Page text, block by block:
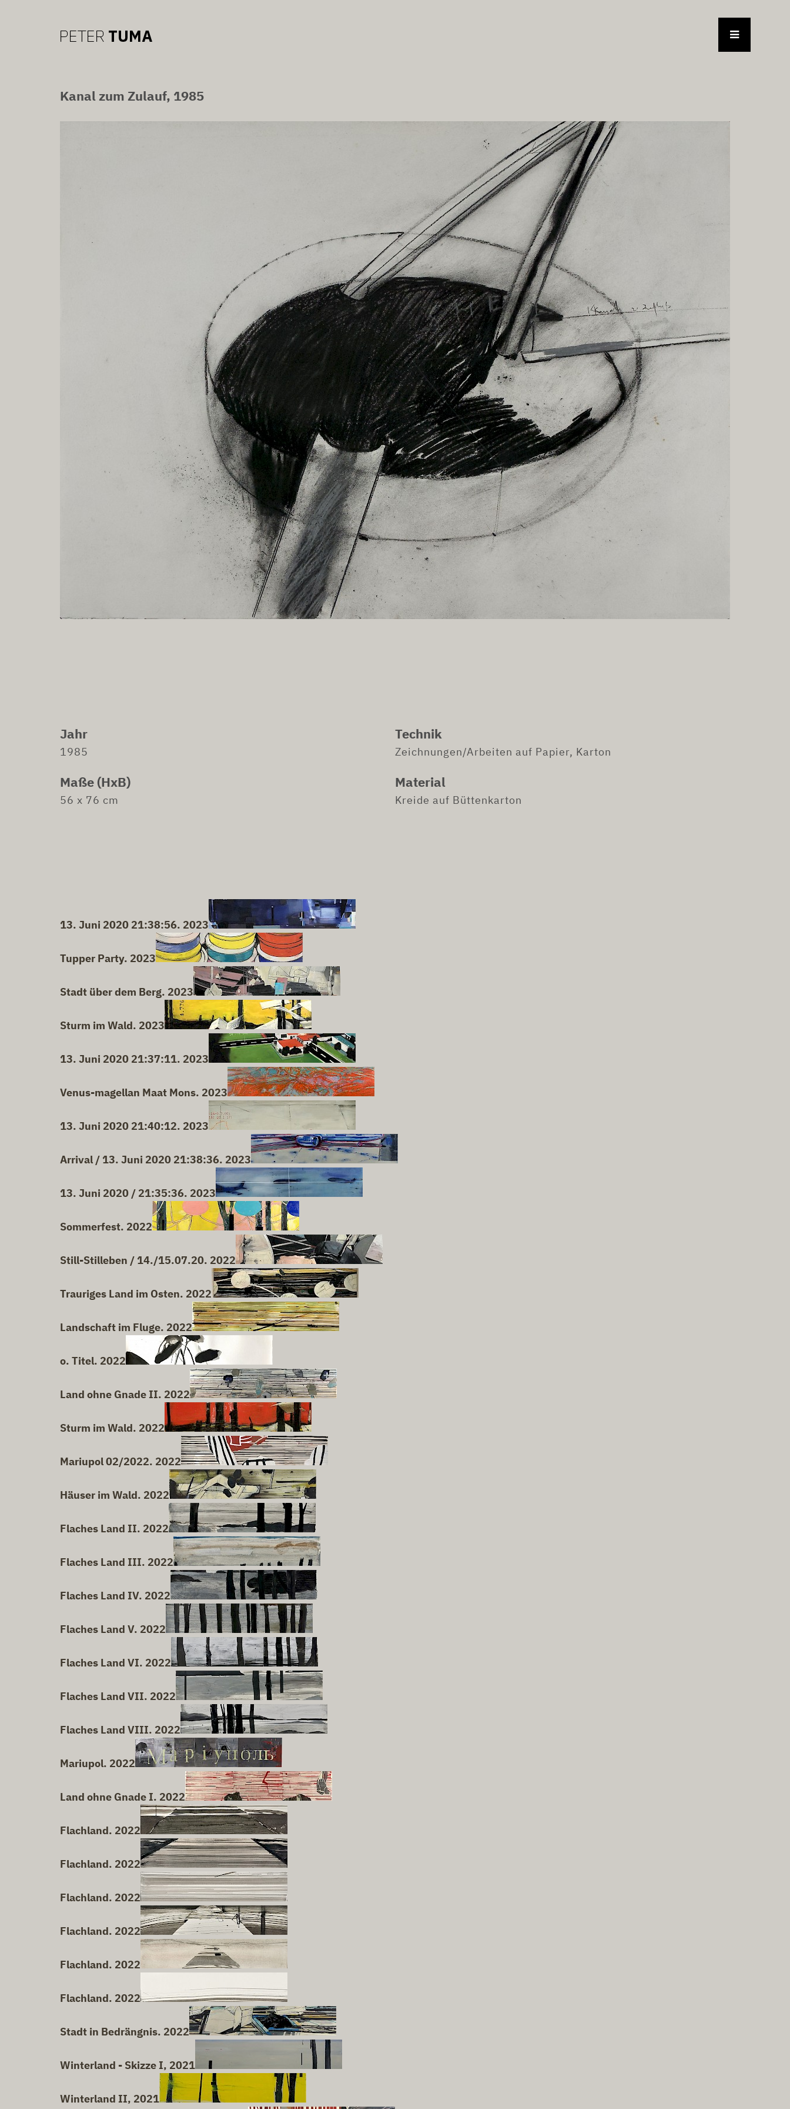
Kanal zum Zulauf, 1985
Jahr
1985
Maße (HxB)
56 x 76 cm
Technik
Zeichnungen/Arbeiten auf Papier, Karton
Material
Kreide auf Büttenkarton
13. Juni 2020 21:38:56. 2023
Tupper Party. 2023
Stadt über dem Berg. 2023
Sturm im Wald. 2023
13. Juni 2020 21:37:11. 2023
Venus-magellan Maat Mons. 2023
13. Juni 2020 21:40:12. 2023
Arrival / 13. Juni 2020 21:38:36. 2023
13. Juni 2020 / 21:35:36. 2023
Sommerfest. 2022
Still-Stilleben / 14./15.07.20. 2022
Trauriges Land im Osten. 2022
Landschaft im Fluge. 2022
o. Titel. 2022
Land ohne Gnade II. 2022
Sturm im Wald. 2022
Mariupol 02/2022. 2022
Häuser im Wald. 2022
Flaches Land II. 2022
Flaches Land III. 2022
Flaches Land IV. 2022
Flaches Land V. 2022
Flaches Land VI. 2022
Flaches Land VII. 2022
Flaches Land VIII. 2022
Mariupol. 2022
Land ohne Gnade I. 2022
Flachland. 2022
Flachland. 2022
Flachland. 2022
Flachland. 2022
Flachland. 2022
Flachland. 2022
Stadt in Bedrängnis. 2022
Winterland - Skizze I, 2021
Winterland II, 2021